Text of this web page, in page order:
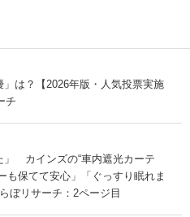
は？【2026年版・人気投票実施
チ
」 カインズの“車内遮光カーテ
保てて安心」「ぐっすり眠れま
ぼリサーチ：2ページ目